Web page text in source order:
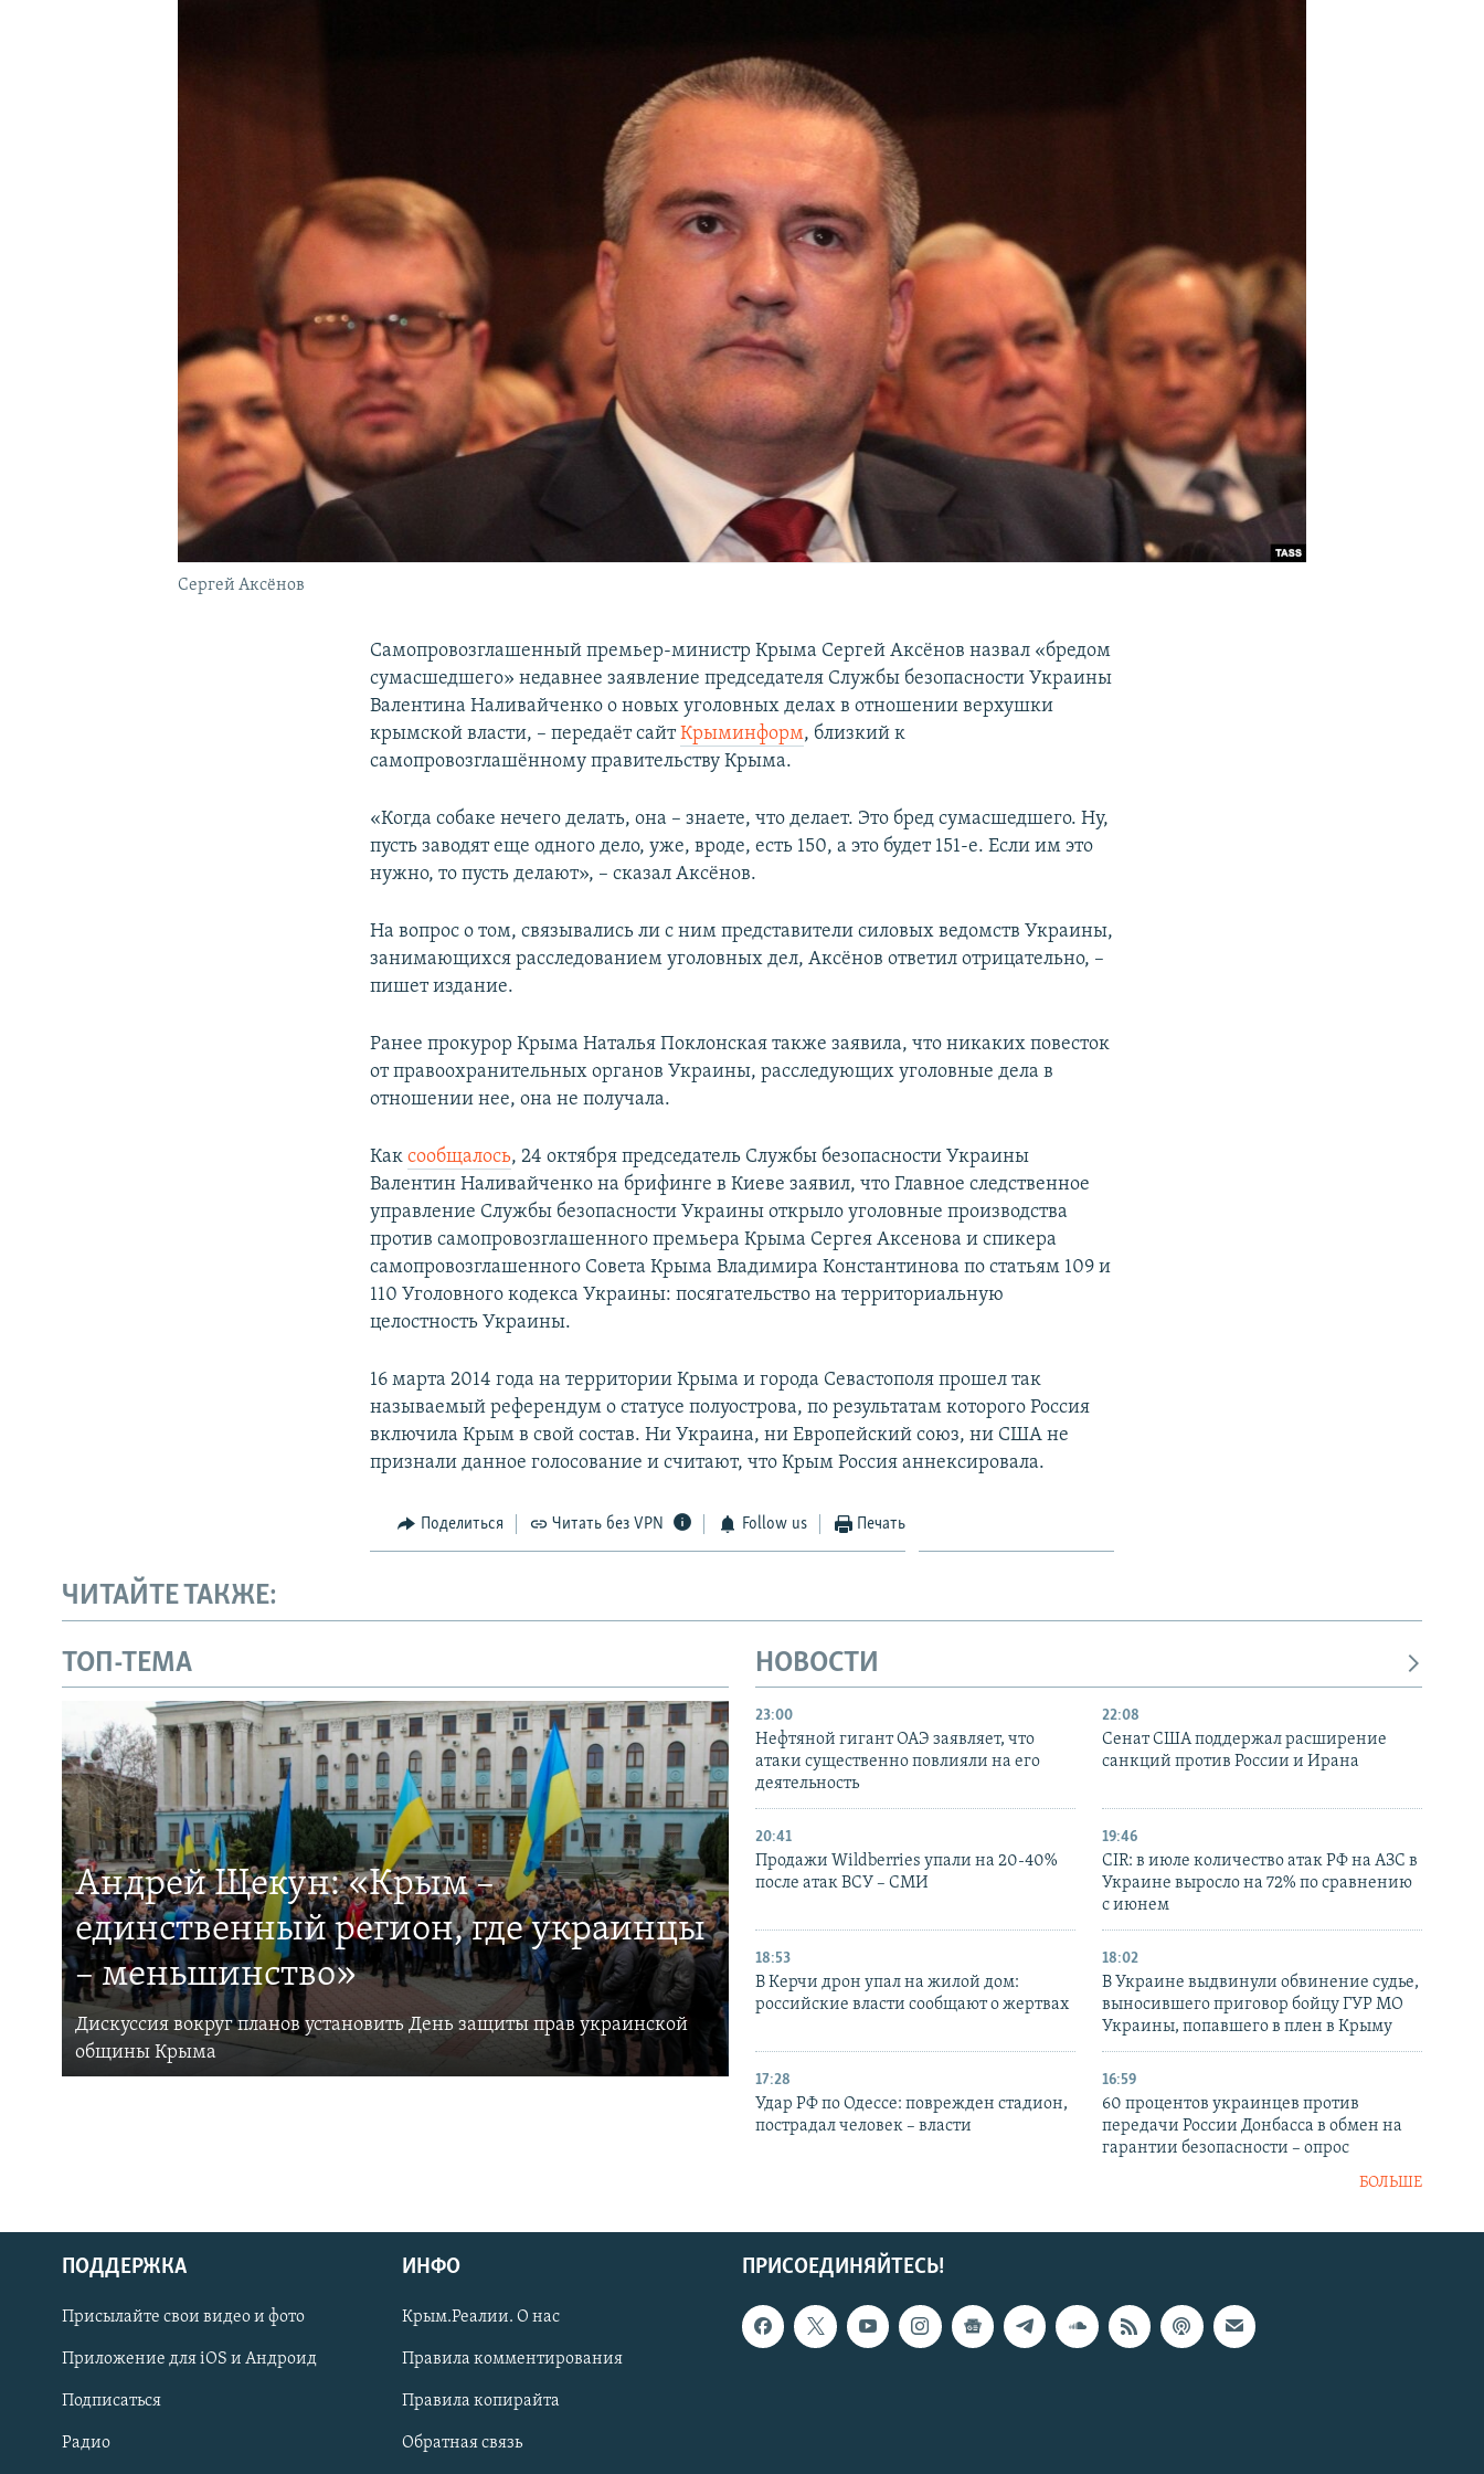
Українською
Qırımtatar
ПРИСОЕДИНЯЙТЕСЬ!
Сергей Аксёнов
Самопровозглашенный премьер-министр Крыма Сергей Аксёнов назвал «бредом
сумасшедшего» недавнее заявление председателя Службы безопасности Украины
Валентина Наливайченко о новых уголовных делах в отношении верхушки
крымской власти, – передаёт сайтКрыминформ, близкий к
самопровозглашённому правительству Крыма.
«Когда собаке нечего делать, она – знаете, что делает. Это бред сумасшедшего. Ну,
пусть заводят еще одного дело, уже, вроде, есть 150, а это будет 151-е. Если им это
нужно, то пусть делают», – сказал Аксёнов.
На вопрос о том, связывались ли с ним представители силовых ведомств Украины,
занимающихся расследованием уголовных дел, Аксёнов ответил отрицательно, –
пишет издание.
Ранее прокурор Крыма Наталья Поклонская также заявила, что никаких повесток
от правоохранительных органов Украины, расследующих уголовные дела в
отношении нее, она не получала.
Каксообщалось, 24 октября председатель Службы безопасности Украины
Валентин Наливайченко на брифинге в Киеве заявил, что Главное следственное
управление Службы безопасности Украины открыло уголовные производства
против самопровозглашенного премьера Крыма Сергея Аксенова и спикера
самопровозглашенного Совета Крыма Владимира Константинова по статьям 109 и
110 Уголовного кодекса Украины: посягательство на территориальную
целостность Украины.
16 марта 2014 года на территории Крыма и города Севастополя прошел так
называемый референдум о статусе полуострова, по результатам которого Россия
включила Крым в свой состав. Ни Украина, ни Европейский союз, ни США не
признали данное голосование и считают, что Крым Россия аннексировала.
Поделиться Читать без VPN Follow us Печать
ЧИТАЙТЕ ТАКЖЕ:
ТОП-ТЕМА
Андрей Щекун: «Крым –
единственный регион, где украинцы
– меньшинство»
Дискуссия вокруг планов установить День защиты прав украинской
общины Крыма
НОВОСТИ
23:00
Нефтяной гигант ОАЭ заявляет, что
атаки существенно повлияли на его
деятельность
22:08
Сенат США поддержал расширение
санкций против России и Ирана
20:41
Продажи Wildberries упали на 20-40%
после атак ВСУ – СМИ
19:46
CIR: в июле количество атак РФ на АЗС в
Украине выросло на 72% по сравнению
с июнем
18:53
В Керчи дрон упал на жилой дом:
российские власти сообщают о жертвах
18:02
В Украине выдвинули обвинение судье,
выносившего приговор бойцу ГУР МО
Украины, попавшего в плен в Крыму
17:28
Удар РФ по Одессе: поврежден стадион,
пострадал человек – власти
16:59
60 процентов украинцев против
передачи России Донбасса в обмен на
гарантии безопасности – опрос
БОЛЬШЕ
ПРИСОЕДИНЯЙТЕСЬ!
ПОДДЕРЖКА
Присылайте свои видео и фото
Приложение для iOS и Андроид
Подписаться
Радио
ИНФО
Крым.Реалии. О нас
Правила комментирования
Правила копирайта
Обратная связь